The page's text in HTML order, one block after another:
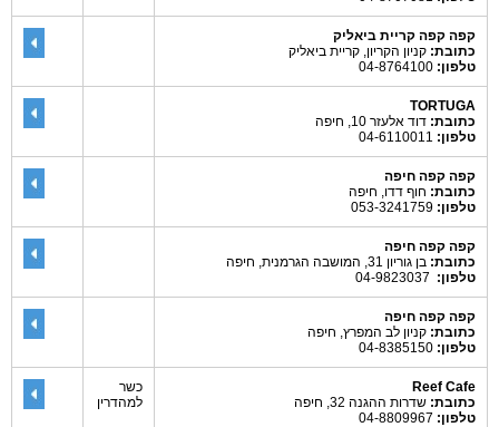
קפה קפה קריית ביאליק
כתובת: קניון הקריון, קריית ביאליק
טלפון:
TORTUGA
כתובת: דוד אלעזר 10, חיפה
טלפון:
קפה קפה חיפה
כתובת: חוף דדו, חיפה
טלפון:
קפה קפה חיפה
כתובת: בן גוריון 31, המושבה הגרמנית, חיפה
טלפון:
קפה קפה חיפה
כתובת: קניון לב המפרץ, חיפה
טלפון:
Reef Cafe
כתובת: שדרות ההגנה 32, חיפה
טלפון:
כשר
למהדרין